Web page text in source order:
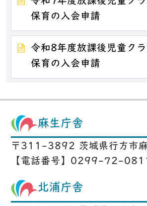
保育の入会申請
令和8年度放課後児童ク
保育の入会申請
麻生庁舎
〒311-3892 茨城県行方市
【電話番号】0299-72-
北浦庁舎